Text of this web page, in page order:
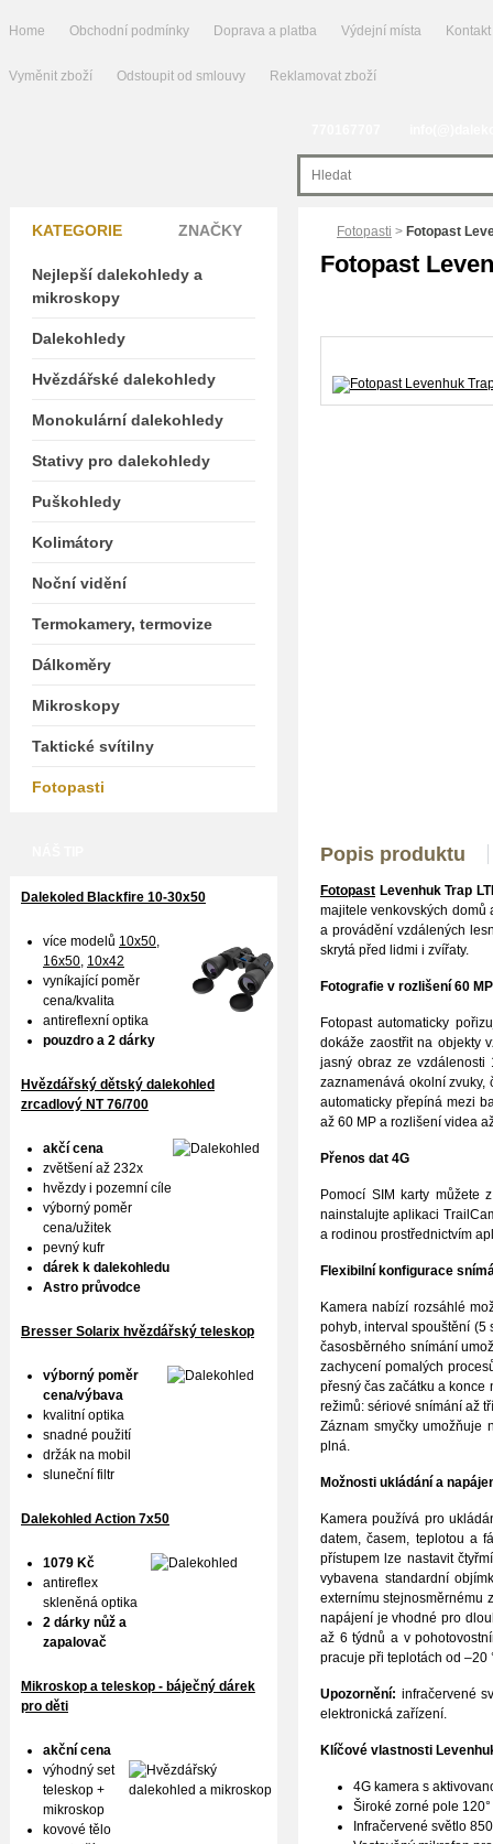
Home Obchodní podmínky Doprava a platba Výdejní místa Kontakt
Vyměnit zboží Odstoupit od smlouvy Reklamovat zboží
Fotopasti > Fotopast
Fotopast
Popis produktu
Fotopast Levenhuk Trap
majitele venkovských domů
a provádění vzdálených
skrytá před lidmi i zvířaty.
Fotografie v rozlišení 60
Fotopast automaticky
dokáže zaostřit na objekty
jasný obraz ze vzdálenosti
zaznamenává okolní
automaticky přepíná mezi
až 60 MP a rozlišení videa
Přenos dat 4G
Pomocí SIM karty můžete
nainstalujte aplikaci
a rodinou prostřednictvím
Flexibilní konfigurace
Kamera nabízí rozsáhlé
pohyb, interval spouštění (5
časosběrného snímání
zachycení pomalých
přesný čas začátku a
režimů: sériové snímání až
Záznam smyčky umožňuje
plná.
Možnosti ukládání a
Kamera používá pro
datem, časem, teplotou a
přístupem lze nastavit
vybavena standardní
externímu stejnosměrnému
napájení je vhodné pro
až 6 týdnů a v
pracuje při teplotách od –20
Upozornění: infračervené
elektronická zařízení.
Klíčové vlastnosti
4G kamera s
Široké zorné pole 120°
Infračervené světlo
KATEGORIE ZNAČKY
Nejlepší dalekohledy a
mikroskopy
Dalekohledy
Hvězdářské dalekohledy
Monokulární dalekohledy
Stativy pro dalekohledy
Puškohledy
Kolimátory
Noční vidění
Termokamery, termovize
Dálkoměry
Mikroskopy
Taktické svítilny
Fotopasti
Dalekoled Blackfire 10-30x50
více modelů 10x50,
16x50, 10x42
vyníkající poměr
cena/kvalita
antireflexní optika
pouzdro a 2 dárky
Hvězdářský dětský dalekohled
zrcadlový NT 76/700
akčí cena
zvětšení až 232x
hvězdy i pozemní cíle
výborný poměr
cena/užitek
pevný kufr
dárek k dalekohledu
Astro průvodce
Bresser Solarix hvězdářský teleskop
výborný poměr
cena/výbava
kvalitní optika
snadné použití
držák na mobil
sluneční filtr
Dalekohled Action 7x50
1079 Kč
antireflex
skleněná optika
2 dárky nůž a
zapalovač
Mikroskop a teleskop - báječný dárek
pro děti
akční cena
výhodný set
teleskop +
mikroskop
kovové tělo